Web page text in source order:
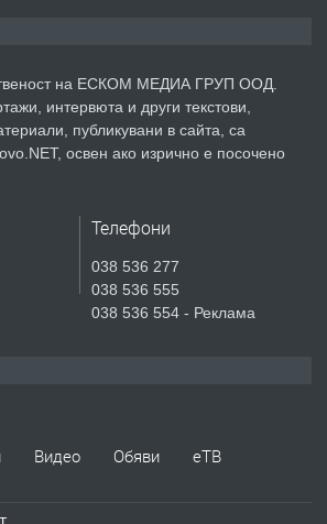
преди 4 дни
Продавам парцел в гр. Хасково кв.
СГЛОБЯВАНЕ НА МЕБЕЛИ.
№4119 Едностаен обзаведен
на ЕСКОМ МЕДИА ГРУП ООД.
интервюта и други текстови,
публикувани в сайта, са
освен ако изрично е посочено
Телефони
038 536 277
038 536 555
038 536 554 - Реклама
Видео Обяви
еТВ